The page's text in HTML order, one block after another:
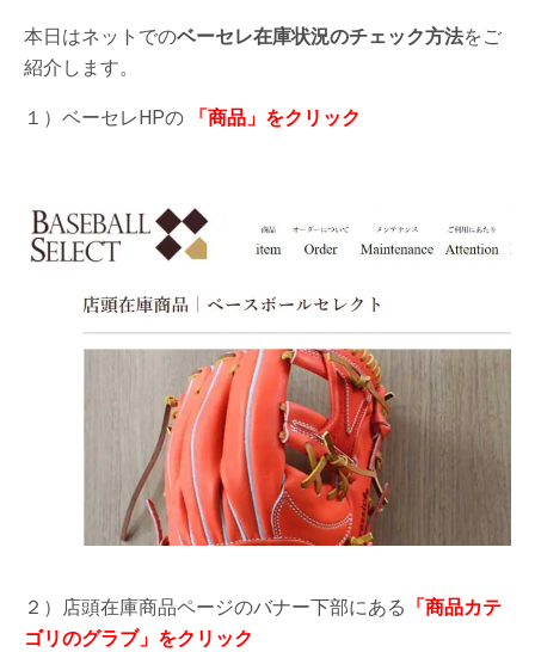
本日はネットでのベーセレ在庫状況のチェック方法をご
紹介します。
１）ベーセレHPの 「商品」をクリック
２）店頭在庫商品ページのバナー下部にある 「商品カテ
ゴリのグラブ」をクリック